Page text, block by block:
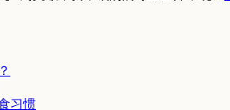
习惯